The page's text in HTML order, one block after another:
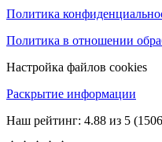
Политика
Политика в отношении
Настройка файлов cookies
Раскрытие информации
Наш рейтинг: 4.88 из 5 (1506